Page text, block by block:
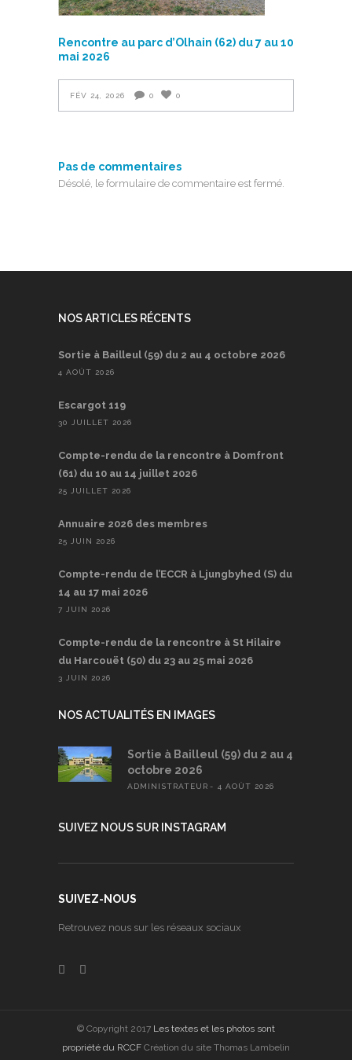
Rencontre au parc d’Olhain (62) du 7 au 10
mai 2026
FÉV 24, 2026 0 0
Pas de commentaires
Désolé, le formulaire de commentaire est fermé.
NOS ARTICLES RÉCENTS
Sortie à Bailleul (59) du 2 au 4 octobre 2026
4 AOÛT 2026
Escargot 119
30 JUILLET 2026
Compte-rendu de la rencontre à Domfront
(61) du 10 au 14 juillet 2026
25 JUILLET 2026
Annuaire 2026 des membres
25 JUIN 2026
Compte-rendu de l’ECCR à Ljungbyhed (S) du
14 au 17 mai 2026
7 JUIN 2026
Compte-rendu de la rencontre à St Hilaire
du Harcouët (50) du 23 au 25 mai 2026
3 JUIN 2026
NOS ACTUALITÉS EN IMAGES
Sortie à Bailleul (59) du 2 au 4
octobre 2026
ADMINISTRATEUR 4 AOÛT 2026
SUIVEZ NOUS SUR INSTAGRAM
SUIVEZ-NOUS
Retrouvez nous sur les réseaux sociaux
© Copyright 2017 Les textes et les photos sont
propriété du RCCF Création du site Thomas Lambelin